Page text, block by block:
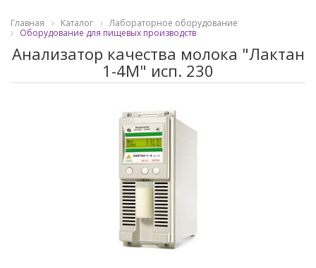
Главная Каталог
Лабораторное оборудование
Оборудование для пищевых производств
Анализатор качества молока "Лактан
1-4М" исп. 230